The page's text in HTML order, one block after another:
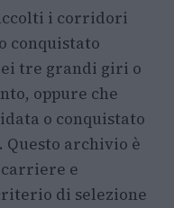
i corridori
conquistato
tre grandi giri o
oppure che
o conquistato
Questo archivio è
e
di selezione